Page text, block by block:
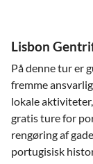
Lisbon
På denne tur er
fremme
lokale
gratis ture for
rengøring af
portugisisk